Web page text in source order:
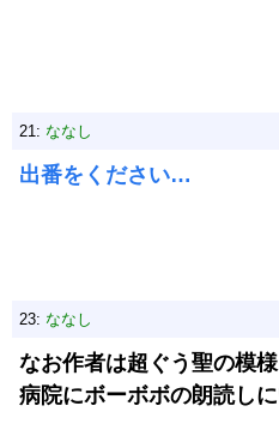
21: ななし
出番をください…
23: ななし
なお作者は超ぐう聖の模様
病院にボーボボの朗読し